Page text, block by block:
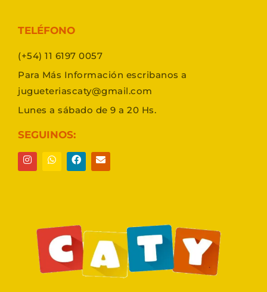
TELÉFONO
(+54) 11 6197 0057
Para Más Información escribanos a
jugueteriascaty@gmail.com
Lunes a sábado de 9 a 20 Hs.
SEGUINOS: